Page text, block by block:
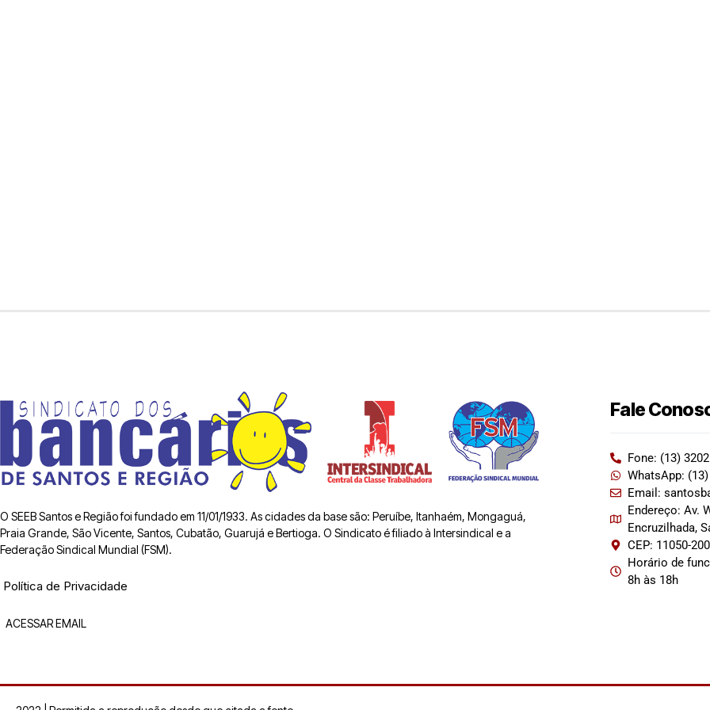
O SEEB Santos e Região foi fundado em 11/01/1933. As cidades da base são: Peruíbe, Itanhaém, Mongaguá,
Praia Grande, São Vicente, Santos, Cubatão, Guarujá e Bertioga. O Sindicato é filiado à Intersindical e a
Federação Sindical Mundial (FSM).
Política de Privacidade
ACESSAR EMAIL
Fale
Fone: (13)
WhatsApp:
Email:
Endereço: Av.
Encruzilhada,
CEP: 11050-200
Horário de
8h às 18h